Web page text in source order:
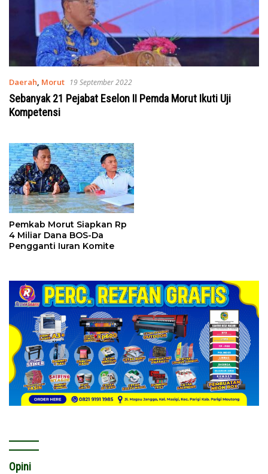
Daerah, Morut 19 September 2022
Sebanyak 21 Pejabat Eselon II Pemda Morut Ikuti Uji
Kompetensi
Pemkab Morut Siapkan Rp
4 Miliar Dana BOS-Da
Pengganti Iuran Komite
Opini